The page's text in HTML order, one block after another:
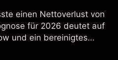
einen Nettoverlust von
für 2026 deutet auf
und ein bereinigtes
€ hin. Die